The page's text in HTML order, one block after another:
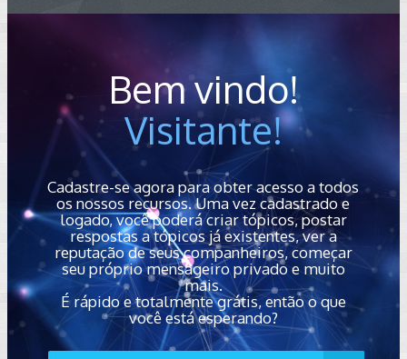
Bem vindo!
Visitante!
Cadastre-se agora para obter acesso a todos
os nossos recursos. Uma vez cadastrado e
logado, você poderá criar tópicos, postar
respostas a tópicos já existentes, ver a
reputação de seus companheiros, começar
seu próprio mensageiro privado e muito
mais.
É rápido e totalmente grátis, então o que
você está esperando?